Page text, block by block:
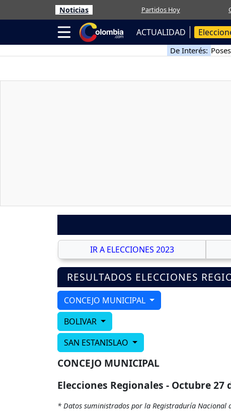
Noticias Partidos Hoy
ACTUALIDAD
De Interés:
IR A ELECCIONES 2023
RESULTADOS ELECCIONES
CONCEJO MUNICIPAL
BOLIVAR
SAN ESTANISLAO
CONCEJO MUNICIPAL
Elecciones Regionales - Octubre 27
* Datos suministrados por la Registraduría Nacional